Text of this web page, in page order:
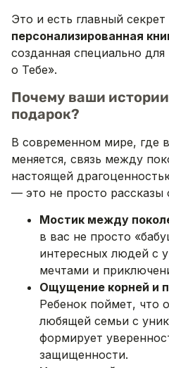
Это и есть главный
персонализированная
созданная специально
о Тебе».
Почему ваши
подарок?
В современном мире, где
меняется, связь между
настоящей
— это не просто
Мостик между
в вас не просто
интересных людей с
мечтами и
Ощущение корней и
Ребенок поймет, что
любящей семьи с
формирует
защищенности.